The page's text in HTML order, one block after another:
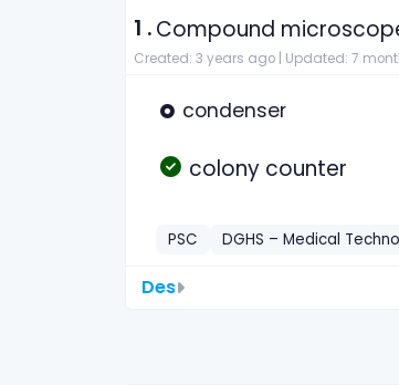
1 .Compound microscope এ
Created: 3 years ago | Updated: 7
condenser
colony counter
PSC DGHS – Medical
Des